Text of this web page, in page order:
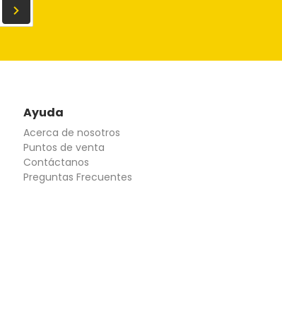
Ayuda
Acerca de nosotros
Puntos de venta
Contáctanos
Preguntas Frecuentes